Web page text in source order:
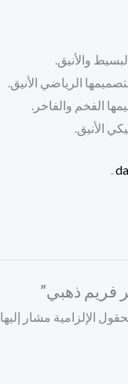
والأنيق.
الرياضي الأنيق.
الفخم والفاخر.
الأنيق.
.
فريم ذهبي”
الإلزامية مشار إليها